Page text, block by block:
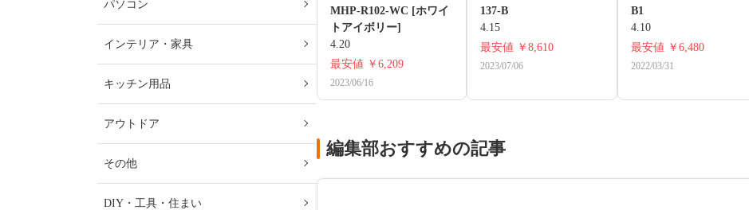
MHP-R102-WC [ホワイ
トアイボリー]
4.20
最安値 ￥6,209
2023/06/16
137-B
4.15
最安値 ￥8,610
2023/07/06
B1
4.10
最安値 ￥6,480
2022/03/31
編集部おすすめの記事
パソコン
インテリア・家具
キッチン用品
アウトドア
その他
DIY・工具・住まい